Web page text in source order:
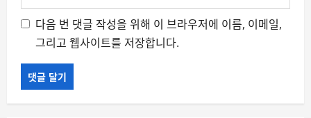
다음 번 댓글 작성을 위해 이 브라우저에 이름, 이메일,
그리고 웹사이트를 저장합니다.